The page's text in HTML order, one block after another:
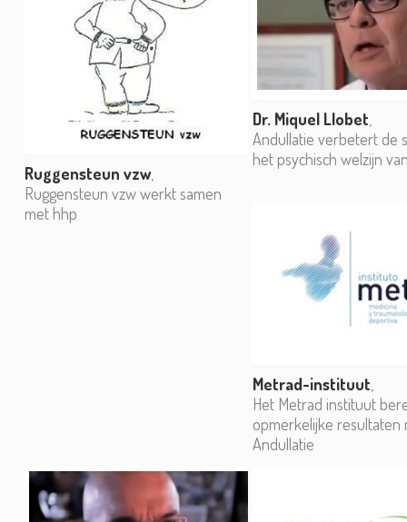
Ruggensteun vzw,
Ruggensteun vzw werkt samen
met hhp
Dr. Miquel Llobet
Andullatie verbetert de
het psychisch welzijn
Metrad-instituut
Het Metrad instituut
opmerkelijke resultaten
Andullatie